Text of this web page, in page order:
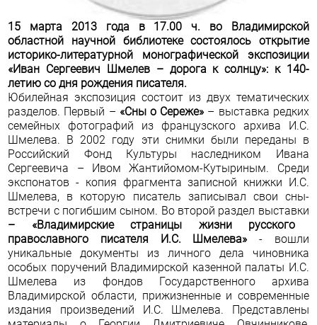
15 марта 2013 года в 17.00 ч. во Владимирской
областной научной библиотеке состоялось открытие
историко-литературной монографической экспозиции
«Иван Сергеевич Шмелев – дорога к солнцу»: к 140-
летию со дня рождения писателя.
Юбилейная экспозиция состоит из двух тематических
разделов. Первый – «Сны о Сереже» – выставка редких
семейных фотографий из французского архива И.С.
Шмелева. В 2002 году эти снимки были переданы в
Российский Фонд Культуры наследником Ивана
Сергеевича – Ивом Жантийомом-Кутыриным. Среди
экспонатов - копия фрагмента записной книжки И.С.
Шмелева, в которую писатель записывал свои сны-
встречи с погибшим сыном. Во второй раздел выставки
– «Владимирские страницы жизни русского
православного писателя И.С. Шмелева»- вошли
уникальные документы из личного дела чиновника
особых поручений Владимирской казенной палаты И.С.
Шмелева из фондов Государственного архива
Владимирской области, прижизненные и современные
издания произведений И.С. Шмелева. Представлены